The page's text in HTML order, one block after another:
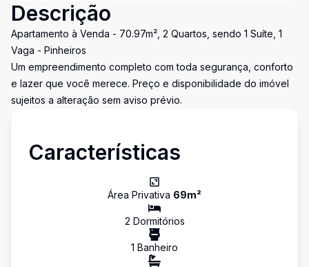
Descrição
Apartamento à Venda - 70.97m², 2 Quartos, sendo 1 Suíte, 1
Vaga - Pinheiros
Um empreendimento completo com toda segurança, conforto
e lazer que você merece. Preço e disponibilidade do imóvel
sujeitos a alteração sem aviso prévio.
Características
Área Privativa 69m²
2 Dormitórios
1 Banheiro